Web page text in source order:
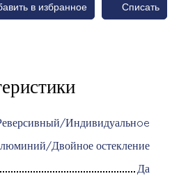
в избранное Списать
Индивидуальнoe
Двойное остекление
Да